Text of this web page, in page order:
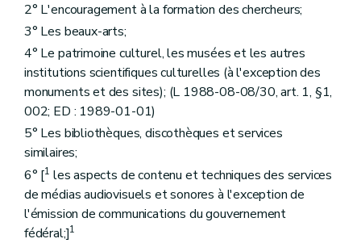
Art. 69
Art. 70
Art. 71
Art. 72
Art. 73
Art. 74
Art. 75
Sous-section 2
Art. 76
Section 3
Art. 78
Art. 79
Art. 80
2° L'encouragement à la formation des chercheurs;
3° Les beaux-arts;
4° Le patrimoine culturel, les musées et les autres
institutions scientifiques culturelles (à l'exception des
monuments et des sites); (L 1988-08-08/30, art. 1, §1,
002; ED : 1989-01-01)
5° Les bibliothèques, discothèques et services
similaires;
6° [1 les aspects de contenu et techniques des services
de médias audiovisuels et sonores à l'exception de
l'émission de communications du gouvernement
fédéral;]1